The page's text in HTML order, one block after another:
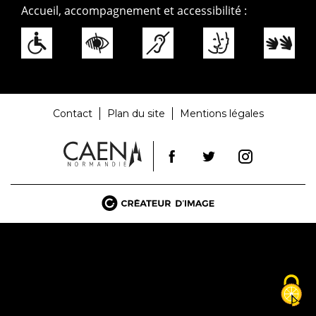
Accueil, accompagnement et accessibilité :
Contact Plan du site Mentions légales